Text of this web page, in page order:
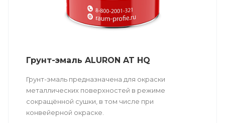
Грунт-эмаль ALURON AT HQ
Грунт-эмаль предназначена для окраски
металлических поверхностей в режиме
сокращённой сушки, в том числе при
конвейерной окраске.